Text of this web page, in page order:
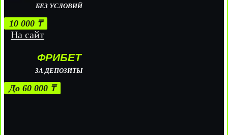
БЕЗ УСЛОВИЙ
10 000 ₸
На сайт
ФРИБЕТ
ЗА ДЕПОЗИТЫ
До 60 000 ₸